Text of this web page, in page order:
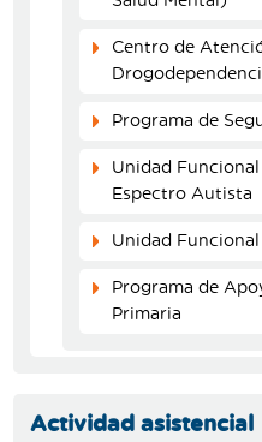
Centro de
Programa de
Unidad
Espectro Autista
Unidad
Programa de
Primaria
Actividad asistencial